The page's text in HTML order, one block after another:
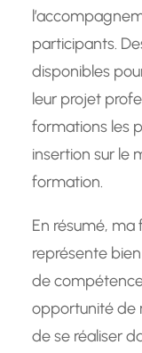
participants.
disponibles
leur projet
formations les
insertion sur le
formation.
En résumé, ma
représente
de
opportunité de
de se réaliser